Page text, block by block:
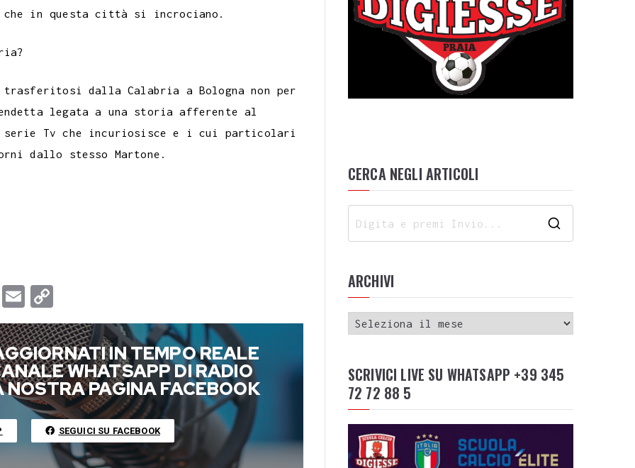
in questa città si incrociano.
dalla Calabria a Bologna non per
legata a una storia afferente al
serie Tv che incuriosisce e i cui particolari
dallo stesso Martone.
T
E
m
a
i
l
o
p
y
L
i
n
k
IN TEMPO REALE
WHATSAPP DI RADIO
NOSTRA PAGINA FACEBOOK
SEGUICI SU FACEBOOK
CERCA NEGLI ARTICOLI
ARCHIVI
SCRIVICI LIVE SU WHATSAPP +39 345
72 72 88 5